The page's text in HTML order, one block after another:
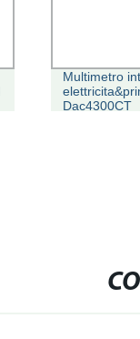
Multimetro
Dac4300CT